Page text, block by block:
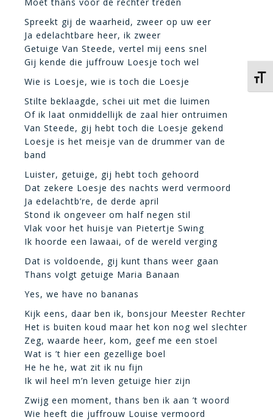
Spreekt gij de waarheid, zweer op uw eer
Ja edelachtbare heer, ik zweer
Getuige Van Steede, vertel mij eens snel
Gij kende die juffrouw Loesje toch wel
Wie is Loesje, wie is toch die Loesje
Stilte beklaagde, schei uit met die luimen
Of ik laat onmiddellijk de zaal hier ontruimen
Van Steede, gij hebt toch die Loesje gekend
Loesje is het meisje van de drummer van de
band
Luister, getuige, gij hebt toch gehoord
Dat zekere Loesje des nachts werd vermoord
Ja edelachtb’re, de derde april
Stond ik ongeveer om half negen stil
Vlak voor het huisje van Pietertje Swing
Ik hoorde een lawaai, of de wereld verging
Dat is voldoende, gij kunt thans weer gaan
Thans volgt getuige Maria Banaan
Yes, we have no bananas
Kijk eens, daar ben ik, bonsjour Meester Rechter
Het is buiten koud maar het kon nog wel slechter
Zeg, waarde heer, kom, geef me een stoel
Wat is ’t hier een gezellige boel
He he he, wat zit ik nu fijn
Ik wil heel m’n leven getuige hier zijn
Zwijg een moment, thans ben ik aan ’t woord
Wie heeft die juffrouw Louise vermoord